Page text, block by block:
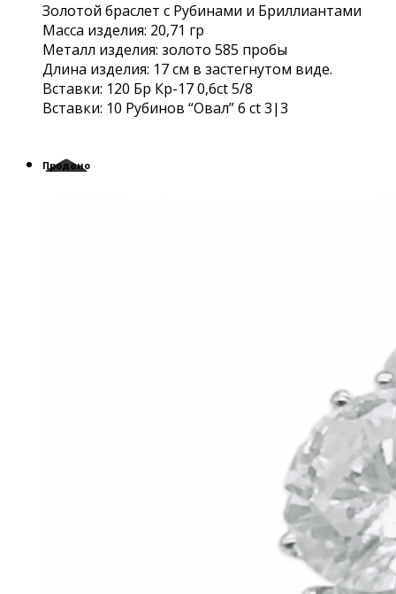
Золотой браслет с Рубинами и Бриллиантами
Масса изделия: 20,71 гр
Металл изделия: золото 585 пробы
Длина изделия: 17 см в застегнутом виде.
Вставки: 120 Бр Кр-17 0,6ct 5/8
Вставки: 10 Рубинов “Овал” 6 ct 3|3
Продано